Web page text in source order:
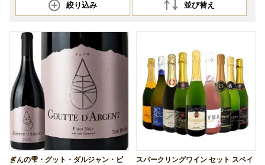
絞り込み 並び替え
ぎんの雫・グット・ダルジャン・ピ
スパークリングワイン セット スペイ